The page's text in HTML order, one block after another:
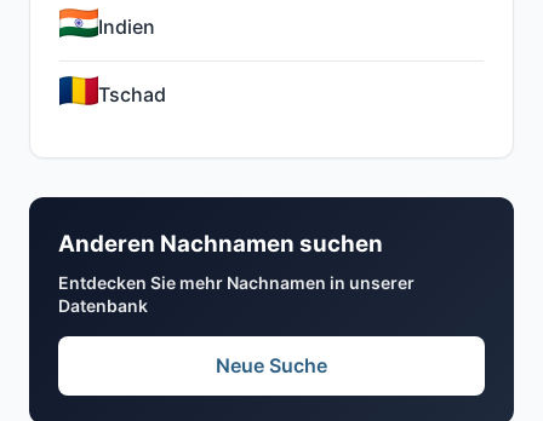
Indien
Tschad
Anderen Nachnamen suchen
Entdecken Sie mehr Nachnamen in unserer
Datenbank
Neue Suche